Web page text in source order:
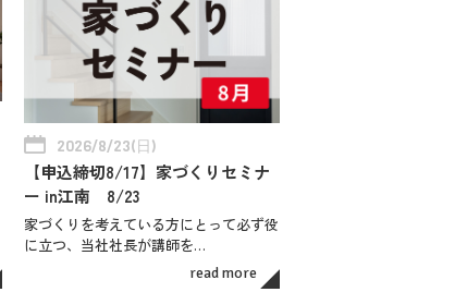
2026/8/23(日)
【申込締切8/17】家づくりセミナ
ー in江南 8/23
家づくりを考えている方にとって必ず役
に立つ、当社社長が講師を…
read more